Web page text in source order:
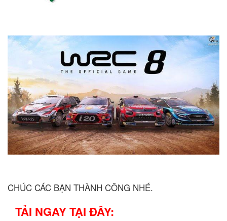
CHÚC CÁC BẠN THÀNH CÔNG NHÉ.
TẢI NGAY TẠI ĐÂY: